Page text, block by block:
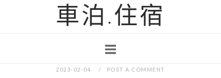
車泊.住宿
2023-02-04 POST A COMMENT